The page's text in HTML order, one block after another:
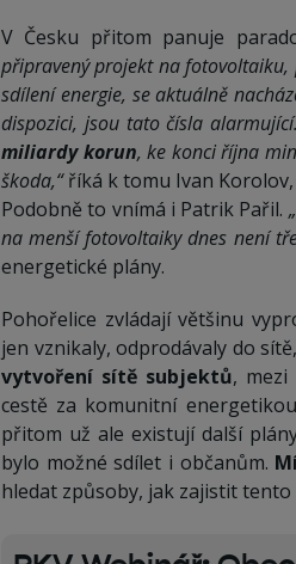
V Česku přitom panuje
připravený projekt na fotovoltaiku,
sdílení energie, se aktuálně
dispozici, jsou tato čísla
miliardy korun, ke konci října
škoda,“říká k tomu Ivan
Podobně to vnímá i Patrik Pařil.
na menší fotovoltaiky dnes není
energetické plány.
Pohořelice zvládají většinu
jen vznikaly, odprodávaly do
vytvoření sítě subjektů,
cestě za komunitní
přitom už ale existují další
bylo možné sdílet i občanům.
hledat způsoby, jak zajistit